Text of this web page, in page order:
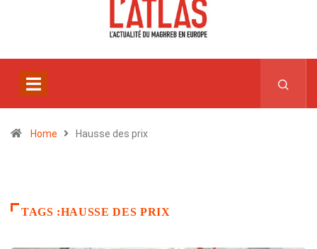
Home Hausse des prix
TAGS :HAUSSE DES PRIX